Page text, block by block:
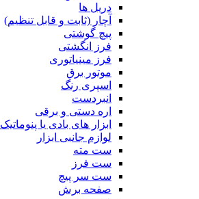
دریل ها
آچار (ثابت و قابل تنظیم)
پیچ گوشتی
فرز انگشتی
فرز مینیاتوری
موتور برق
اسپری رنگ
انبردست
اره دستی و برقی
ابزار های بادی یا پنوماتیک
لوازم جانبی ابزار
ست مته
ست فرز
ست سر پیچ
صفحه برش